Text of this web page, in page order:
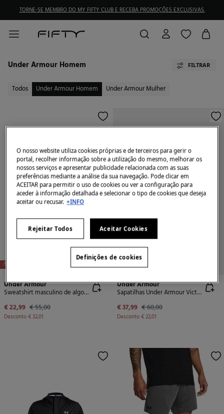
TORNE-SE MEMBRO DO MY FIFTY CLUB E RECEBA PROMOÇÕES EXCLUSIVAS.
Under Armour Homem FILTRAR
Todos Under Armour Homem Under Armour Mulher
-58%
Under Armour
Sweatshirt masculino de algodão
€ 22,99 € 55,00
Desconto€ 32,01
Under Armour
Sapatilhas Under Armour Victory
€ 37,99 € 60,00
Desconto€ 22,01
O nosso website utiliza cookies próprias e de terceiros para gerir o
portal, recolher informação sobre a utilização do mesmo, melhorar os
nossos serviços e apresentar publicidade relacionada com as suas
preferências mediante a análise da sua navegação. Pode clicar em
ACEITAR para permitir o uso de cookies ou ver a configuração para
aceder à informação detalhada e selecionar o tipo de cookies que deseja
aceitar ou recusar. +INFO
Rejeitar Todos Aceitar Cookies
Definições de cookies